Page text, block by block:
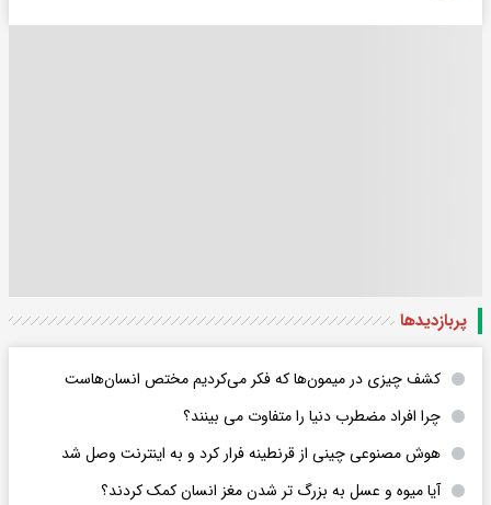
پربازدید‌ها
کشف چیزی در میمون‌ها که فکر می‌کردیم مختص انسان‌هاست
چرا افراد مضطرب دنیا را متفاوت می بینند؟
هوش مصنوعی چینی از قرنطینه فرار کرد و به اینترنت وصل شد
آیا میوه و عسل به بزرگ تر شدن مغز انسان کمک کردند؟